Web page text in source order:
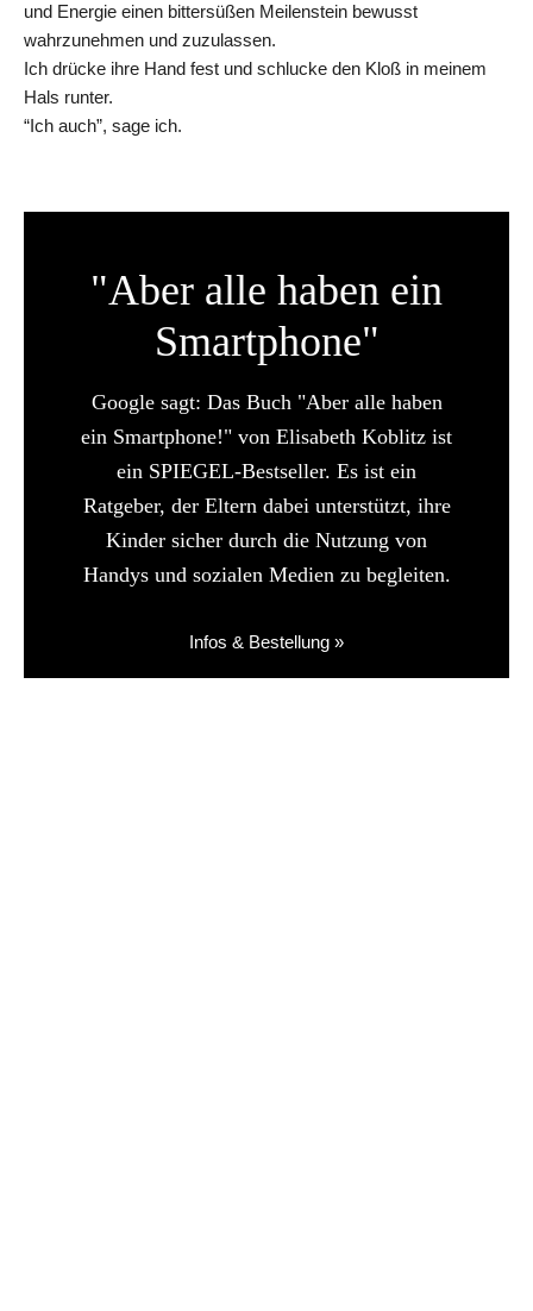
und Energie einen bittersüßen Meilenstein bewusst
wahrzunehmen und zuzulassen.
Ich drücke ihre Hand fest und schlucke den Kloß in meinem
Hals runter.
“Ich auch”, sage ich.
"Aber alle haben ein
Smartphone"
Google sagt: Das Buch "Aber alle haben
ein Smartphone!" von Elisabeth Koblitz ist
ein SPIEGEL-Bestseller. Es ist ein
Ratgeber, der Eltern dabei unterstützt, ihre
Kinder sicher durch die Nutzung von
Handys und sozialen Medien zu begleiten.
Infos & Bestellung »